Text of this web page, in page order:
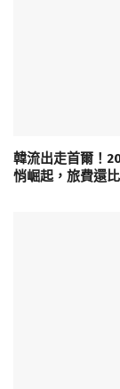
韓流出走首爾！
悄崛起，旅費還